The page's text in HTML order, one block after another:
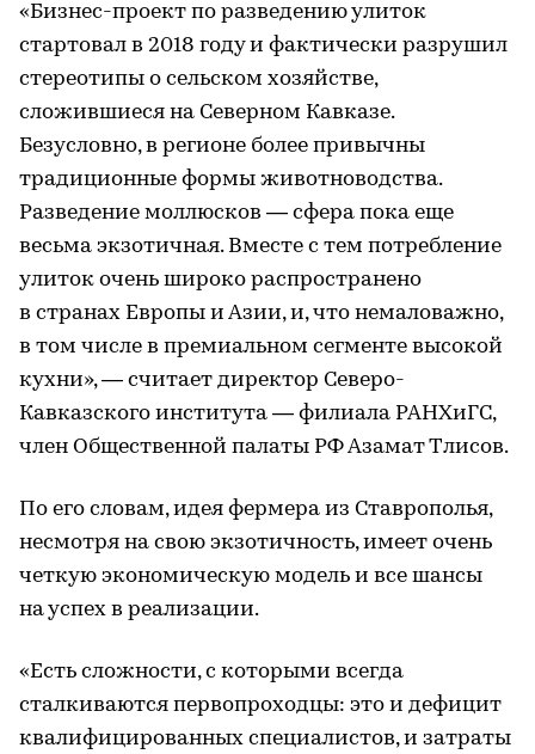
«Бизнес-проект по разведению улиток
стартовал в 2018 году и фактически разрушил
стереотипы о сельском хозяйстве,
сложившиеся на Северном Кавказе.
Безусловно, в регионе более привычны
традиционные формы животноводства.
Разведение моллюсков — сфера пока еще
весьма экзотичная. Вместе с тем потребление
улиток очень широко распространено
в странах Европы и Азии, и, что немаловажно,
в том числе в премиальном сегменте высокой
кухни», — считает директор Северо-
Кавказского института — филиала РАНХиГС,
член Общественной палаты РФ Азамат Тлисов.
По его словам, идея фермера из Ставрополья,
несмотря на свою экзотичность, имеет очень
четкую экономическую модель и все шансы
на успех в реализации.
«Есть сложности, с которыми всегда
сталкиваются первопроходцы: это и дефицит
квалифицированных специалистов, и затраты